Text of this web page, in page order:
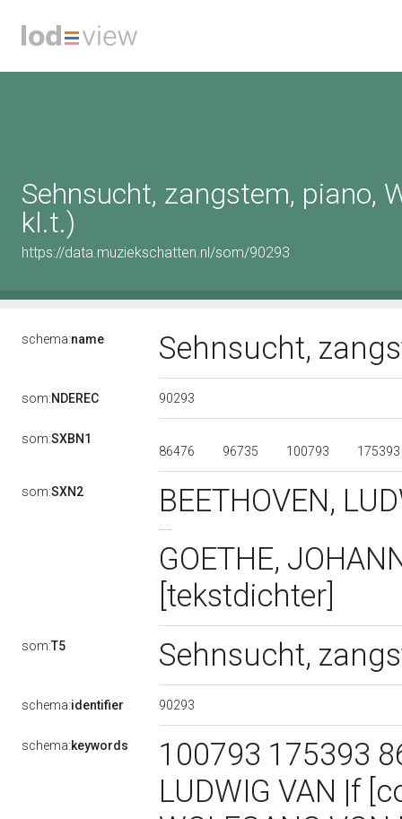
Sehnsucht, zangstem, piano,
kl.t.)
https://data.muziekschatten.nl/som/90293
schema:name Sehnsucht,
som:NDEREC 90293
som:SXBN1
86476
96735 100793 175393
som:SXN2
BEETHOVEN,
GOETHE,
[tekstdichter]
som:T5 Sehnsucht,
schema:identifier 90293
schema:keywords
100793 175393
LUDWIG VAN |f